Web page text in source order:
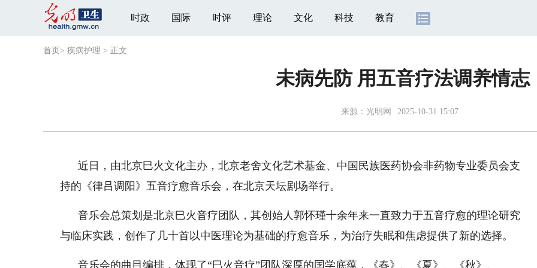
时政 国际 时评 理论 文化 科技 教育
首页 > 疾病护理 > 正文
未病先防 用五音疗法调养情志
来源：光明网 2025-10-31 15:07
近日，由北京巳火文化主办，北京老舍文化艺术基金、中国民族医药协会非药物专业委员会支
持的《律吕调阳》五音疗愈音乐会，在北京天坛剧场举行。
音乐会总策划是北京巳火音疗团队，其创始人郭怀瑾十余年来一直致力于五音疗愈的理论研究
与临床实践，创作了几十首以中医理论为基础的疗愈音乐，为治疗失眠和焦虑提供了新的选择。
音乐会的曲目编排，体现了“巳火音疗”团队深厚的国学底蕴，《春》、《夏》、《秋》、